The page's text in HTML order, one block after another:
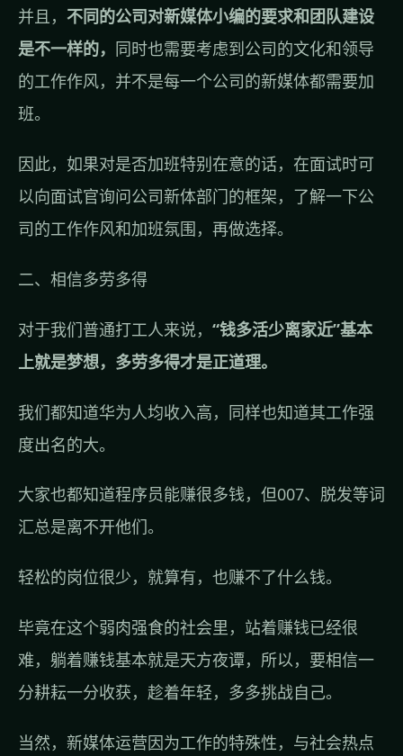
并且， 不同的公司对新媒体小编的要求和团队建设
是不一样的， 同时也需要考虑到公司的文化和领导
的工作作风，并不是每一个公司的新媒体都需要加
班。
因此，如果对是否加班特别在意的话，在面试时可
以向面试官询问公司新体部门的框架，了解一下公
司的工作作风和加班氛围，再做选择。
二、相信多劳多得
对于我们普通打工人来说， “钱多活少离家近”基本
上就是梦想，多劳多得才是正道理。
我们都知道华为人均收入高，同样也知道其工作强
度出名的大。
大家也都知道程序员能赚很多钱，但007、脱发等词
汇总是离不开他们。
轻松的岗位很少，就算有，也赚不了什么钱。
毕竟在这个弱肉强食的社会里，站着赚钱已经很
难，躺着赚钱基本就是天方夜谭，所以，要相信一
分耕耘一分收获，趁着年轻，多多挑战自己。
当然，新媒体运营因为工作的特殊性，与社会热点